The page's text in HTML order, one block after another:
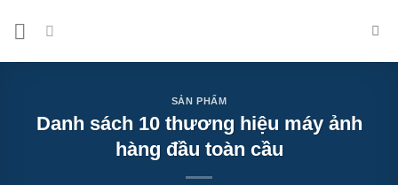
SẢN PHẨM
Danh sách 10 thương hiệu máy ảnh
hàng đầu toàn cầu